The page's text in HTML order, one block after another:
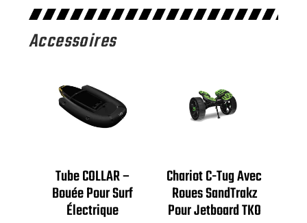
Accessoires
Tube COLLAR –
Bouée Pour Surf
Électrique
Chariot C-Tug Avec
Roues SandTrakz
Pour Jetboard TKO